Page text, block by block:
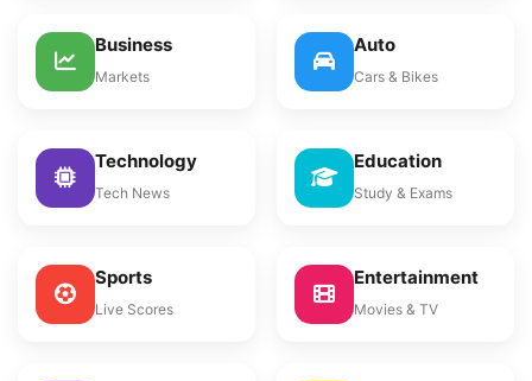
Business
Markets
Auto
Cars & Bikes
Technology
Tech News
Education
Study & Exams
Sports
Live Scores
Entertainment
Movies & TV